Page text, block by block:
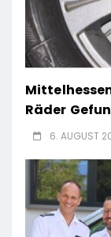
Räder
6. AUGUST